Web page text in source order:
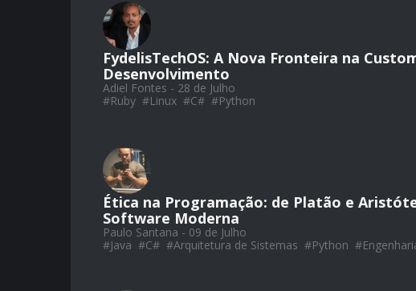
FydelisTechOS: A Nova Fronteira na
Desenvolvimento
Adiel Fontes - 28 de Julho
#Ruby #Linux #C# #Python
Ética na Programação: de Platão e
Software Moderna
Paulo Santana - 09 de Julho
#Java #C# #Arquitetura de Sistemas #Python #